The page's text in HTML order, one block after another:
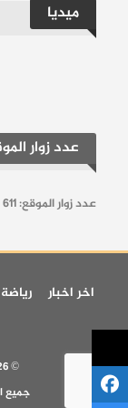
ميديا
عدد زوار
عدد زوار الموقع:611
اخر اخبار رياضة
© 2026 - Dama Post. All Rights Reserved.
جميع